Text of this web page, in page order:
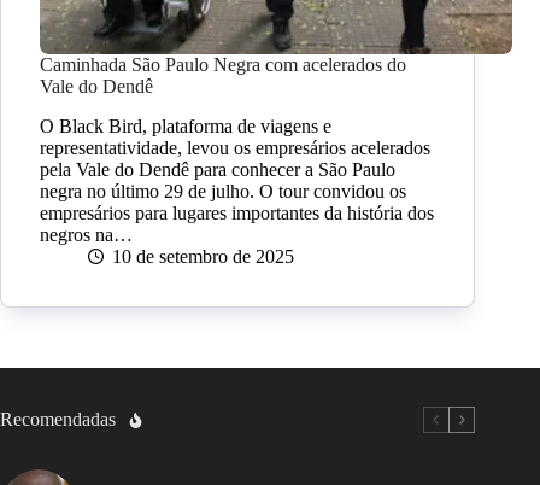
Caminhada São Paulo Negra com acelerados do
Vale do Dendê
O Black Bird, plataforma de viagens e
representatividade, levou os empresários acelerados
pela Vale do Dendê para conhecer a São Paulo
negra no último 29 de julho. O tour convidou os
empresários para lugares importantes da história dos
negros na…
10 de setembro de 2025
Recomendadas